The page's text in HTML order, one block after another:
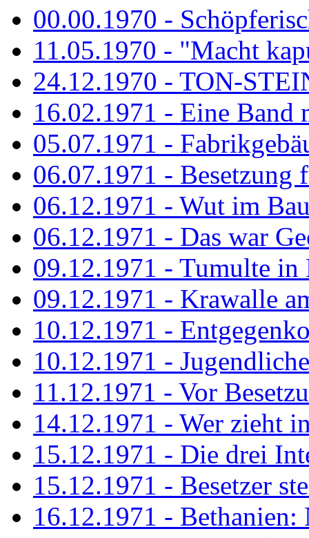
00.00.1970 -
11.05.1970 - "Macht
24.12.1970 - TON-
16.02.1971 - Eine Band
05.07.1971 -
06.07.1971 - Besetzung
06.12.1971 - Wut im
06.12.1971 - Das war
09.12.1971 - Tumulte in
09.12.1971 - Krawalle
10.12.1971 -
10.12.1971 -
11.12.1971 - Vor
14.12.1971 - Wer zieht
15.12.1971 - Die drei
15.12.1971 - Besetzer
16.12.1971 - Bethanien: